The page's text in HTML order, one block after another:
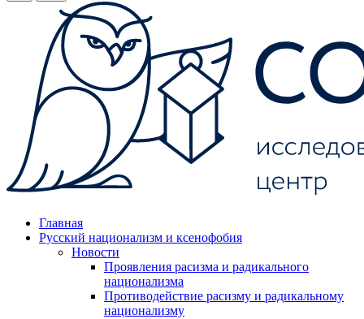
Главная
Русский национализм и ксенофобия
Новости
Проявления расизма и радикального
национализма
Противодействие расизму и радикальному
национализму